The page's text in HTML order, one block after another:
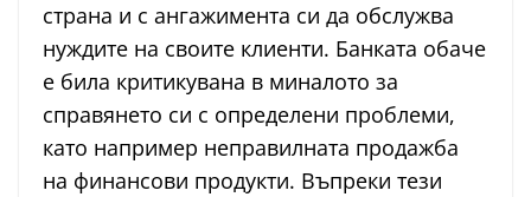
страна и с ангажимента си да обслужва
нуждите на своите клиенти. Банката обаче
е била критикувана в миналото за
справянето си с определени проблеми,
като например неправилната продажба
на финансови продукти. Въпреки тези